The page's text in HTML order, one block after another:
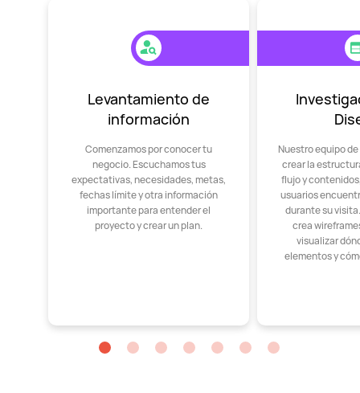
Levantamiento de
información
Comenzamos por conocer tu
negocio. Escuchamos tus
expectativas, necesidades, metas,
fechas límite y otra información
importante para entender el
proyecto y crear un plan.
Nuestro equipo
crear la
flujo y
usuarios
durante su
crea
visualizar
elementos y